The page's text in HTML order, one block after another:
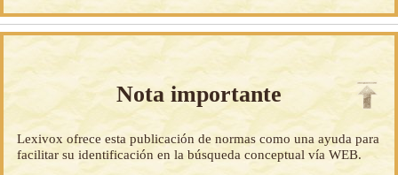
Nota importante
Lexivox ofrece esta publicación de normas como una ayuda para
facilitar su identificación en la búsqueda conceptual vía WEB.